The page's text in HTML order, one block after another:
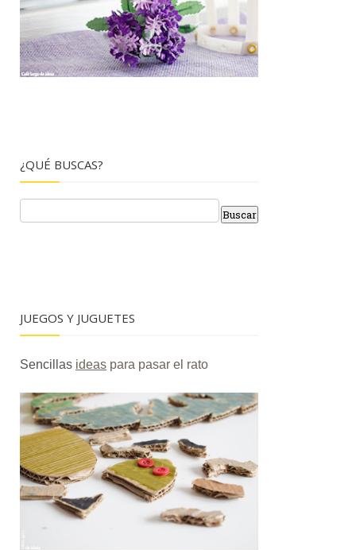
¿QUÉ BUSCAS?
JUEGOS Y JUGUETES
Sencillas ideas para pasar el rato